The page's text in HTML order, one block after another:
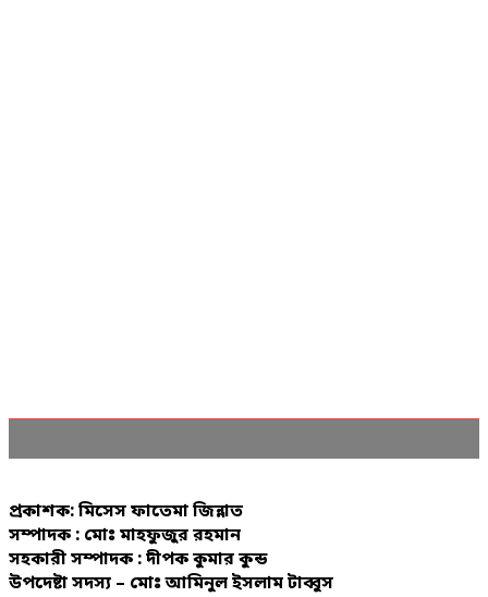
প্রকাশক: মিসেস ফাতেমা জিন্নাত
সম্পাদক : মোঃ মাহফুজুর রহমান
সহকারী সম্পাদক : দীপক কুমার কুন্ড
উপদেষ্টা সদস্য – মোঃ আমিনুল ইসলাম টাব্বুস